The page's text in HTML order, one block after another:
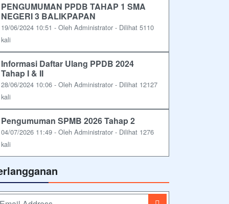
PENGUMUMAN PPDB TAHAP 1 SMA
NEGERI 3 BALIKPAPAN
19/06/2024 10:51 - Oleh Administrator - Dilihat 5110
kali
Informasi Daftar Ulang PPDB 2024
Tahap I & II
28/06/2024 10:06 - Oleh Administrator - Dilihat 12127
kali
Pengumuman SPMB 2026 Tahap 2
04/07/2026 11:49 - Oleh Administrator - Dilihat 1276
kali